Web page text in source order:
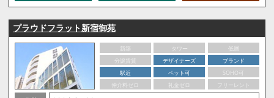
プラウドフラット新宿御苑
新築 タワー
低層
分譲賃貸
デザイナーズ
ブランド
駅近
ペット可
SOHO可
仲介料ゼロ
礼金ゼロ
フリーレント